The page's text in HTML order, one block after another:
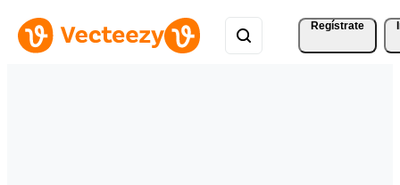
Regístrate